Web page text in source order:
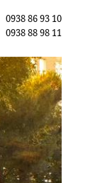
0938 86 93 10
0938 88 98 11